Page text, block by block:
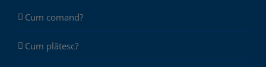
Cum comand?
Cum plătesc?